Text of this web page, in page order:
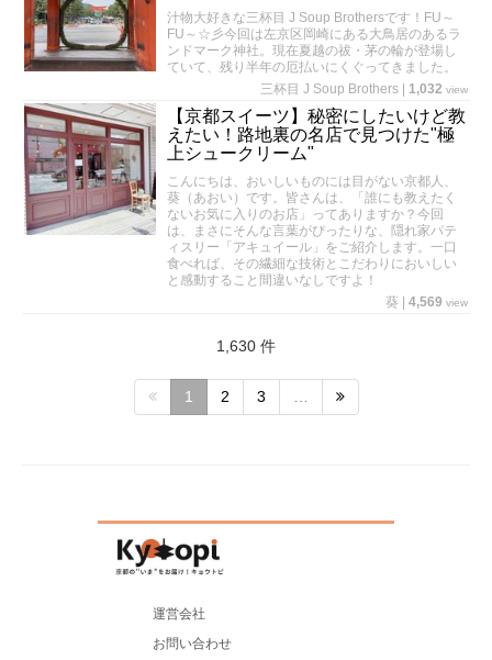
汁物大好きな三杯目 J Soup Brothersです！FU～
FU～☆彡今回は左京区岡崎にある大鳥居のあるラ
ンドマーク神社。現在夏越の祓・茅の輪が登場し
ていて、残り半年の厄払いにくぐってきました。
三杯目 J Soup Brothers
1,032 view
【京都スイーツ】秘密にしたいけど教
えたい！路地裏の名店で見つけた"極
上シュークリーム"
こんにちは、おいしいものには目がない京都人、
葵（あおい）です。皆さんは、「誰にも教えたく
ないお気に入りのお店」ってありますか？今回
は、まさにそんな言葉がぴったりな、隠れ家パテ
ィスリー「アキュイール」をご紹介します。一口
食べれば、その繊細な技術とこだわりにおいしい
と感動すること間違いなしですよ！
葵
4,569 view
1,630 件
1 2 3
運営会社
お問い合わせ